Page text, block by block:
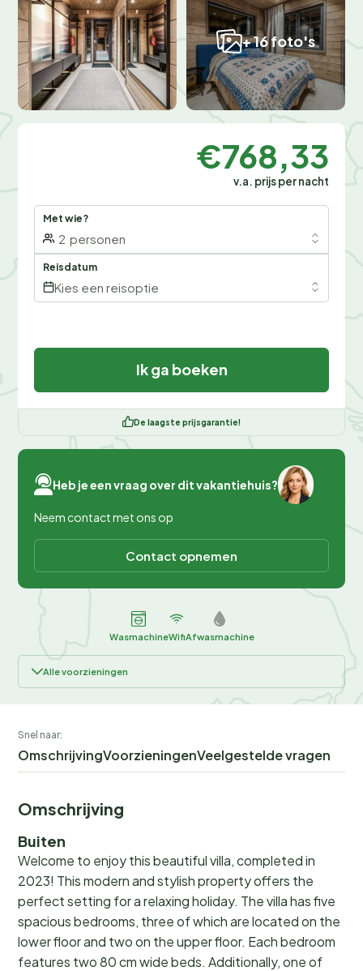
+ 16 foto's
€768,33
v.a. prijs per nacht
Met wie?
2 personen
Reisdatum
Kies een reisoptie
Ik ga boeken
De laagste prijsgarantie!
Heb je een vraag over dit vakantiehuis?
Neem contact met ons op
Contact opnemen
WasmachineWifiAfwasmachine
Alle voorzieningen
Snel naar:
OmschrijvingVoorzieningenVeelgestelde vragen
Omschrijving
Buiten
Welcome to enjoy this beautiful villa, completed in
2023! This modern and stylish property offers the
perfect setting for a relaxing holiday. The villa has five
spacious bedrooms, three of which are located on the
lower floor and two on the upper floor. Each bedroom
features two 80 cm wide beds. Additionally, one of